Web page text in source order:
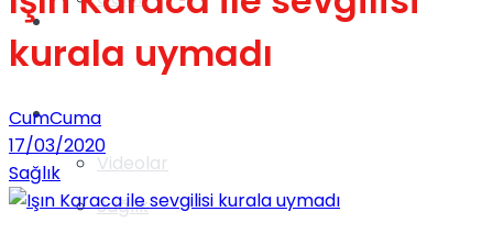
Videolar
Gündem
Yaşam
Sağlık
kurala uymadı
CumCuma
17/03/2020
Sağlık